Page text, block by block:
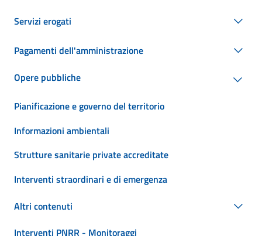
Servizi erogati
Pagamenti dell'amministrazione
Opere pubbliche
Pianificazione e governo del territorio
Informazioni ambientali
Strutture sanitarie private accreditate
Interventi straordinari e di emergenza
Altri contenuti
Interventi PNRR - Monitoraggi